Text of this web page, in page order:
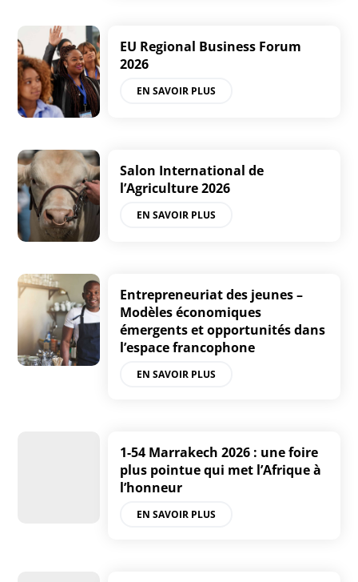
EU Regional Business Forum
2026
EN SAVOIR PLUS
Salon International de
l’Agriculture 2026
EN SAVOIR PLUS
Entrepreneuriat des jeunes –
Modèles économiques
émergents et opportunités dans
l’espace francophone
EN SAVOIR PLUS
1-54 Marrakech 2026 : une foire
plus pointue qui met l’Afrique à
l’honneur
EN SAVOIR PLUS